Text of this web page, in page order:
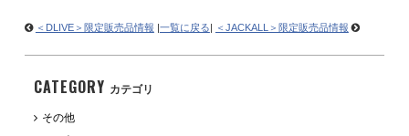
CATEGORY カテゴリ
その他
＜DLIVE＞限定販売品情報 |一覧に戻る| ＜JACKALL＞限定販売品情報